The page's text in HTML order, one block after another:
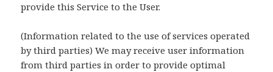
provide this Service to the User.
(Information related to the use of services operated
by third parties) We may receive user information
from third parties in order to provide optimal